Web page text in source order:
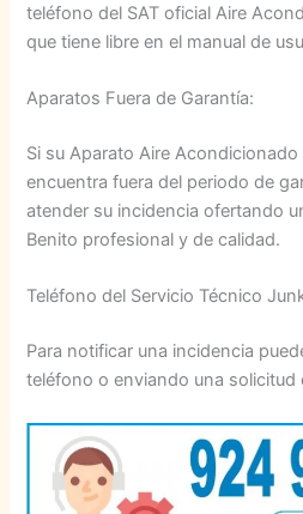
teléfono del SAT oficial Aire
que tiene libre en el manual de
Aparatos Fuera de Garantía:
Si su Aparato Aire
encuentra fuera del periodo de
atender su incidencia ofertando
Benito profesional y de calidad.
Teléfono del Servicio Técnico
Para notificar una incidencia
teléfono o enviando una